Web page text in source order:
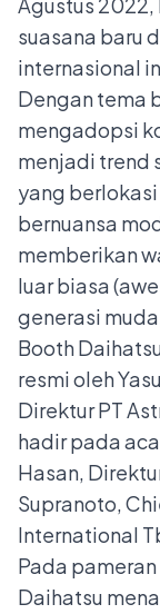
suasana baru
internasional
Dengan tema
mengadopsi
menjadi trend
yang berlokasi
bernuansa
memberikan
luar biasa
generasi
Booth
resmi oleh
Direktur PT
hadir pada
Hasan,
Supranoto,
International
Pada
Daihatsu